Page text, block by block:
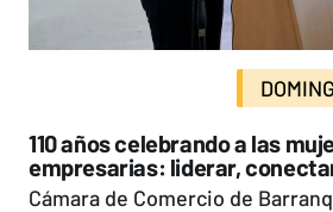
110 años celebrando a las
empresarias: liderar,
Cámara de Comercio de